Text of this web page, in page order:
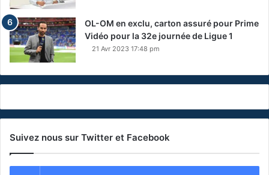
OL-OM en exclu, carton assuré pour Prime
Vidéo pour la 32e journée de Ligue 1
21 Avr 2023 17:48 pm
Suivez nous sur Twitter et Facebook